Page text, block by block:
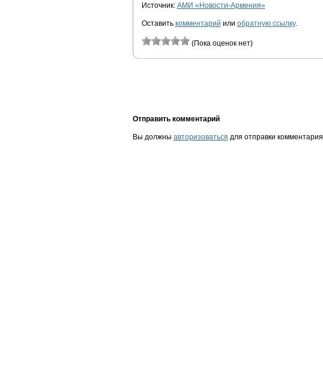
Источник: АМИ «Новости-Армения»
Оставить комментарий или обратную ссылку.
(Пока оценок нет)
Отправить комментарий
Вы должны авторизоваться для отправки комментария.